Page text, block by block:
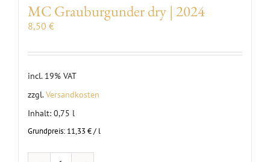
MC Grauburgunder dry | 2024
8,50 €
incl. 19% VAT
zzgl.Versandkosten
Inhalt: 0,75 l
Grundpreis: 11,33 €/ l